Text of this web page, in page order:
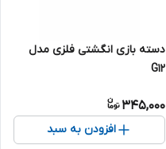
دسته بازی انگشتی فلزی مدل
G12
345,000
افزودن به سبد